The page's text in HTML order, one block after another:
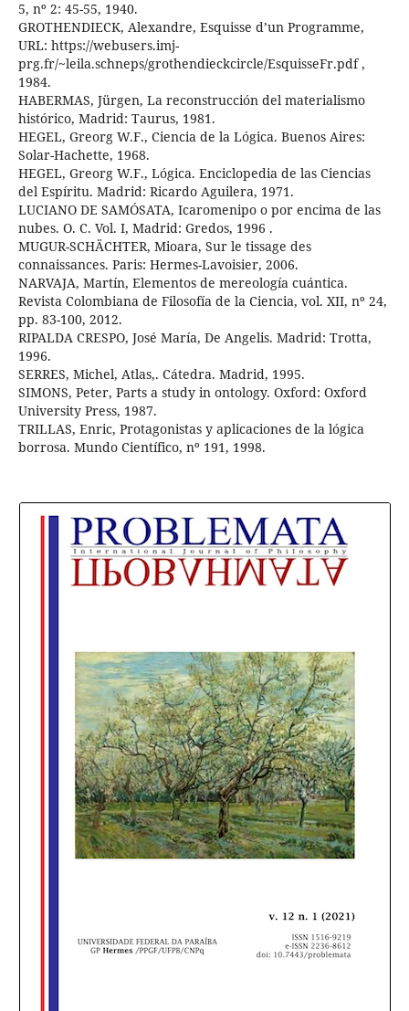
5, nº 2: 45-55, 1940.
GROTHENDIECK, Alexandre, Esquisse d’un Programme,
URL: https://webusers.imj-
prg.fr/~leila.schneps/grothendieckcircle/EsquisseFr.pdf ,
1984.
HABERMAS, Jürgen, La reconstrucción del materialismo
histórico, Madrid: Taurus, 1981.
HEGEL, Greorg W.F., Ciencia de la Lógica. Buenos Aires:
Solar-Hachette, 1968.
HEGEL, Greorg W.F., Lógica. Enciclopedia de las Ciencias
del Espíritu. Madrid: Ricardo Aguilera, 1971.
LUCIANO DE SAMÓSATA, Icaromenipo o por encima de las
nubes. O. C. Vol. I, Madrid: Gredos, 1996 .
MUGUR-SCHÄCHTER, Mioara, Sur le tissage des
connaissances. Paris: Hermes-Lavoisier, 2006.
NARVAJA, Martín, Elementos de mereología cuántica.
Revista Colombiana de Filosofía de la Ciencia, vol. XII, nº 24,
pp. 83-100, 2012.
RIPALDA CRESPO, José María, De Angelis. Madrid: Trotta,
1996.
SERRES, Michel, Atlas,. Cátedra. Madrid, 1995.
SIMONS, Peter, Parts a study in ontology. Oxford: Oxford
University Press, 1987.
TRILLAS, Enric, Protagonistas y aplicaciones de la lógica
borrosa. Mundo Científico, nº 191, 1998.